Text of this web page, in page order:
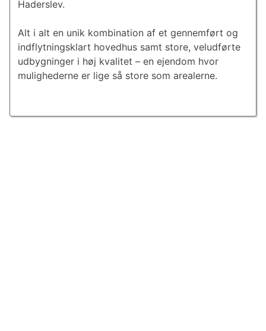
Haderslev.
Alt i alt en unik kombination af et gennemført og
indflytningsklart hovedhus samt store, veludførte
udbygninger i høj kvalitet – en ejendom hvor
mulighederne er lige så store som arealerne.